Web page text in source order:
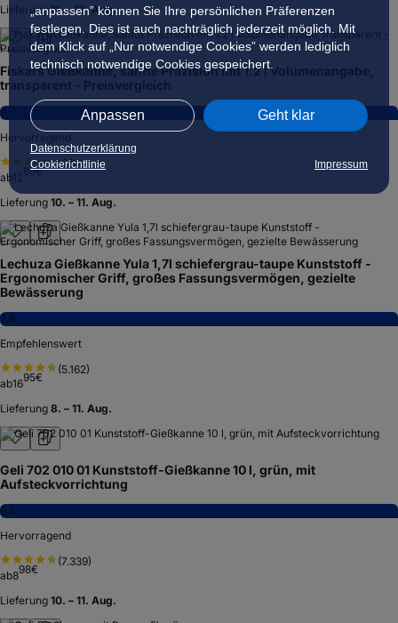
„anpassen” können Sie Ihre persönlichen Präferenzen
festlegen. Dies ist auch nachträglich jederzeit möglich. Mit
dem Klick auf „Nur notwendige Cookies” werden lediglich
technisch notwendige Cookies gespeichert.
Anpassen Geht klar
Datenschutzerklärung
Cookierichtlinie
Impressum
Lieferung 11. – 12. Aug.
Fiskars Gießkanne, sanfte Präzision mit 1.2 l Volumenangabe,
transparent - Preisvergleich
8,2
Hervorragend
(234)
ab
89€
Lieferung 10. – 11. Aug.
Lechuza Gießkanne Yula 1,7l schiefergrau-taupe Kunststoff -
Ergonomischer Griff, großes Fassungsvermögen, gezielte
Bewässerung
7,9
Empfehlenswert
(5.162)
ab1695€
Lieferung 8. – 11. Aug.
Geli 702 010 01 Kunststoff-Gießkanne 10 l, grün, mit
Aufsteckvorrichtung
8,3
Hervorragend
(7.339)
ab898€
Lieferung 10. – 11. Aug.